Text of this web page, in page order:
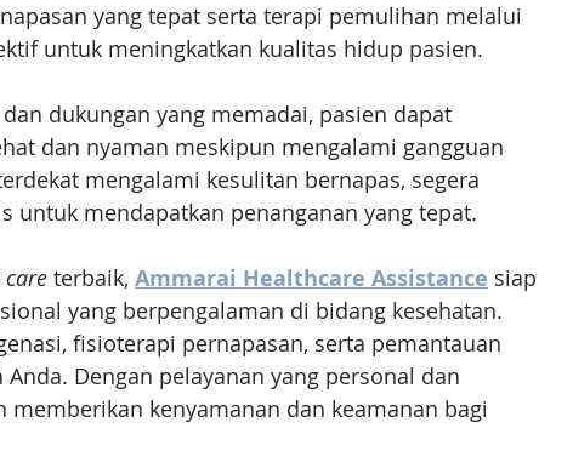
yang tepat serta terapi pemulihan melalui
untuk meningkatkan kualitas hidup pasien.
dukungan yang memadai, pasien dapat
dan nyaman meskipun mengalami gangguan
mengalami kesulitan bernapas, segera
untuk mendapatkan penanganan yang tepat.
terbaik, Ammarai Healthcare Assistance siap
yang berpengalaman di bidang kesehatan.
fisioterapi pernapasan, serta pemantauan
Dengan pelayanan yang personal dan
kenyamanan dan keamanan bagi